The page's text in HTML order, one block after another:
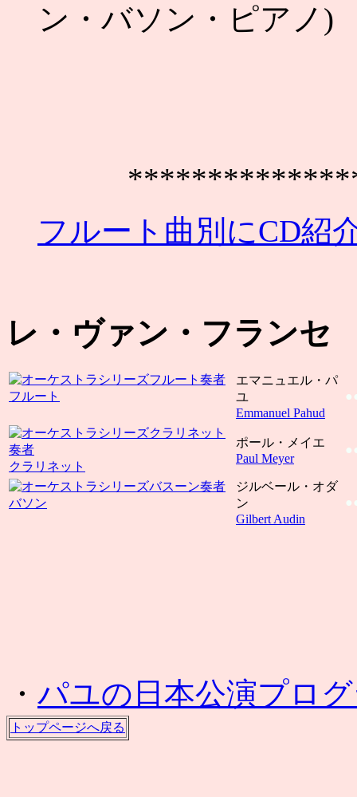
ン・バソン・ピアノ)
フルート曲別にCD紹
レ・ヴァン・フランセ
フルート
エマニュエル・パ
ユ
Emmanuel Pahud
クラリネット
ポール・メイエ
Paul Meyer
バソン
ジルベール・オダ
ン
Gilbert Audin
・ パユの日本公演プロ
トップページへ戻る